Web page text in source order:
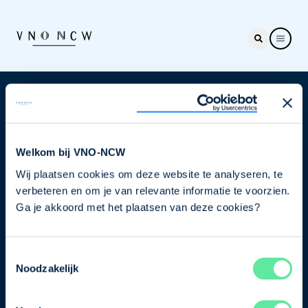
Welkom bij VNO-NCW
Wij plaatsen cookies om deze website te analyseren, te
verbeteren en om je van relevante informatie te voorzien.
Ga je akkoord met het plaatsen van deze cookies?
Noodzakelijk
Nieuwsbrief
je nu in voor de VNO-NCW nieuwsbrief.
Schrijf je in
Direct naar
Ons verhaal